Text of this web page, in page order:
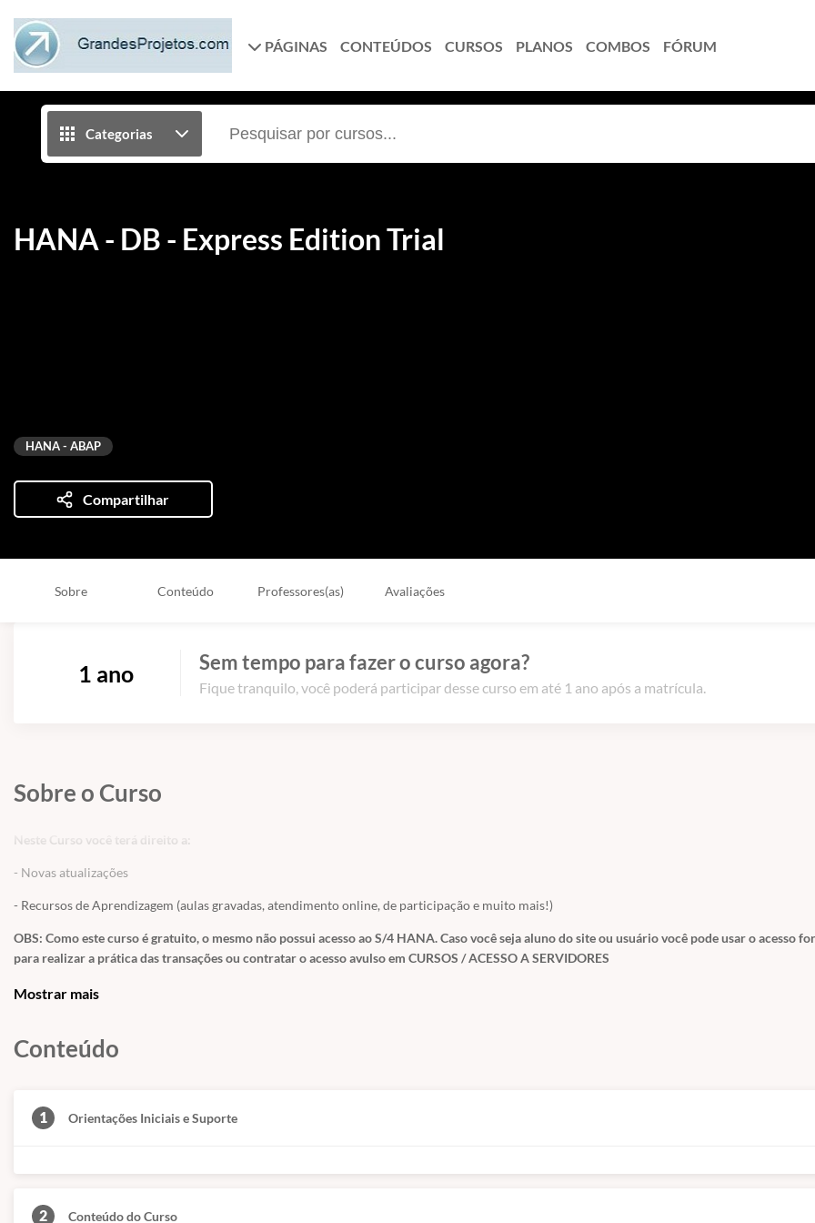
PÁGINAS CONTEÚDOS CURSOS PLANOS COMBOS FÓRUM
Categorias
HANA - DB - Express Edition Trial
HANA - ABAP
Compartilhar
Sobre Conteúdo Professores(as) Avaliações
1 ano Sem tempo para fazer o curso agora?
Fique tranquilo, você poderá participar desse curso em até 1 ano após a matrícula.
Sobre o Curso
Neste Curso você terá direito a:
- Novas atualizações
- Recursos de Aprendizagem (aulas gravadas, atendimento online, de participação e muito mais!)
OBS: Como este curso é gratuito, o mesmo não possui acesso ao S/4 HANA. Caso você seja aluno do site ou usuário você pode usar o acesso
para realizar a prática das transações ou contratar o acesso avulso em CURSOS / ACESSO A SERVIDORES
Mostrar mais
Conteúdo
1 Orientações Iniciais e Suporte
2 Conteúdo do Curso